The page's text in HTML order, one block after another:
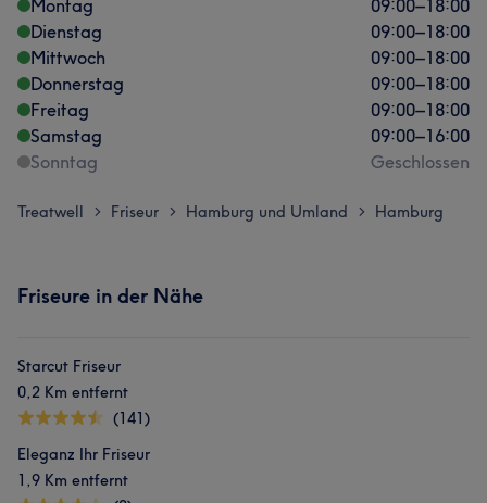
Montag
09:00–18:00
Dienstag
09:00–18:00
Mittwoch
09:00–18:00
Donnerstag
09:00–18:00
Freitag
09:00–18:00
Samstag
09:00–16:00
Sonntag
Geschlossen
Treatwell > Friseur > Hamburg und Umland > Hamburg
Friseure in der Nähe
Starcut Friseur
0,2 Km entfernt
(141)
Eleganz Ihr Friseur
1,9 Km entfernt